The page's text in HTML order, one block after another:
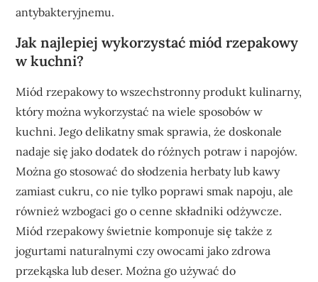
antybakteryjnemu.
Jak najlepiej wykorzystać miód rzepakowy
w kuchni?
Miód rzepakowy to wszechstronny produkt kulinarny,
który można wykorzystać na wiele sposobów w
kuchni. Jego delikatny smak sprawia, że doskonale
nadaje się jako dodatek do różnych potraw i napojów.
Można go stosować do słodzenia herbaty lub kawy
zamiast cukru, co nie tylko poprawi smak napoju, ale
również wzbogaci go o cenne składniki odżywcze.
Miód rzepakowy świetnie komponuje się także z
jogurtami naturalnymi czy owocami jako zdrowa
przekąska lub deser. Można go używać do